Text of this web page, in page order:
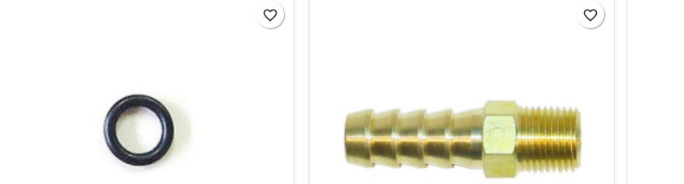
favorite_border
favorite_border favorite_border
favorite_border